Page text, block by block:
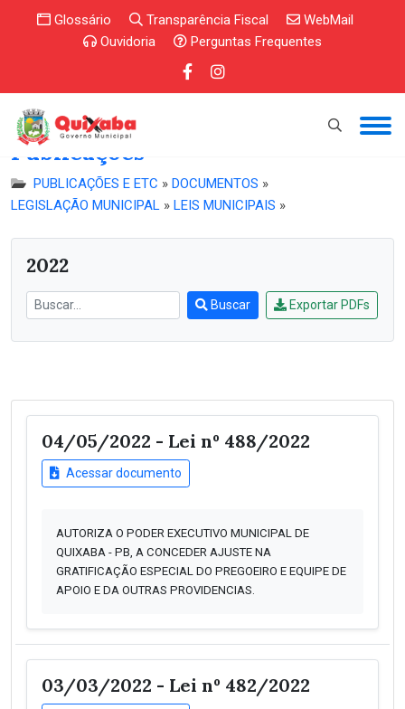
Glossário Transparência Fiscal
WebMail
Ouvidoria
Perguntas Frequentes
Publicações
PUBLICAÇÕES E ETC » DOCUMENTOS »
LEGISLAÇÃO MUNICIPAL » LEIS MUNICIPAIS »
2022
Buscar Exportar PDFs
04/05/2022 - Lei nº 488/2022
Acessar documento
AUTORIZA O PODER EXECUTIVO MUNICIPAL DE
QUIXABA - PB, A CONCEDER AJUSTE NA
GRATIFICAÇÃO ESPECIAL DO PREGOEIRO E EQUIPE DE
APOIO E DA OUTRAS PROVIDENCIAS.
03/03/2022 - Lei nº 482/2022